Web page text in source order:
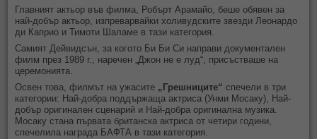
Главният актьор във филма, Робърт Арамайо, беше обявен за
най-добър актьор, изпреварвайки холивудските звезди Леонардо
ди Каприо и Тимоти Шаламе в тази категория.
Самият Дейвидсън, за когото Би Би Си направи документален
филм през 1989 г., наречен „Джон не е луд“, присъстваше на
церемонията.
Освен това, филмът на ужасите „Грешниците“ спечели в три
категории: Най-добра поддържаща актриса (Унми Мосаку), Най-
добър оригинален сценарий и Най-добра оригинална музика.
Мосаку стана първата британска актриса от четири години,
спечелила награда БАФТА в тази категория.